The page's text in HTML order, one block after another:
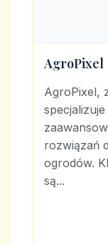
AgroPixel
AgroPixel,
rozwiązań
ogrodów.
są...